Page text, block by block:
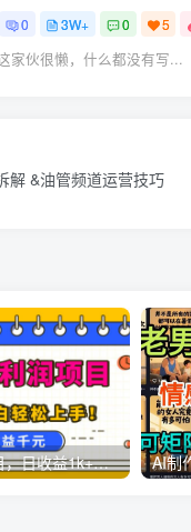
0 3W+ 0 5
家伙很懒，什么都没有写...
解 &油管频道运营技巧
游戏高利润项目，日收益1k+，全自动，无需值守，解放双手，小白轻松上手【揭秘】